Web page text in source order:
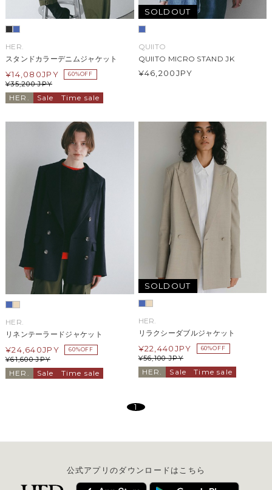
HER.
スタンドカラーデニムジャケット
¥35,200 JPY
¥14,080JPY 60%OFF
HER. Sale Time sale
SOLDOUT
QUIITO
QUIITO MICRO STAND JK
¥46,200JPY
HER.
リネンテーラードジャケット
¥61,600 JPY
¥24,640JPY 60%OFF
HER. Sale Time sale
SOLDOUT
HER.
リラクシーダブルジャケット
¥56,100 JPY
¥22,440JPY 60%OFF
HER. Sale Time sale
1
公式アプリのダウンロードはこちら